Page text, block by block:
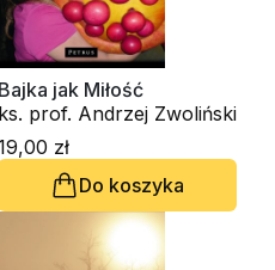
Bajka jak Miłość
ks. prof. Andrzej Zwoliński
zł
Do koszyka